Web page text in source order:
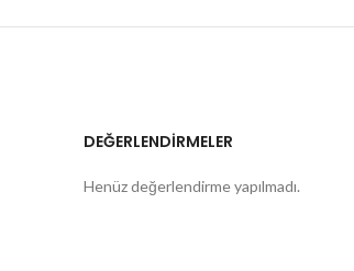
DEĞERLENDIRMELER
Henüz değerlendirme yapılmadı.